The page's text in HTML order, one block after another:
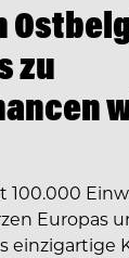
zu
100.000
Europas
einzigartige